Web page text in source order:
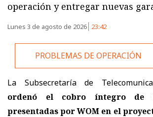
operación y entregar nuevas
Lunes 3 de agosto de 2026 23:42
PROBLEMAS DE OPERACIÓN
La Subsecretaría de
ordenó el cobro íntegro de
presentadas por WOM en el